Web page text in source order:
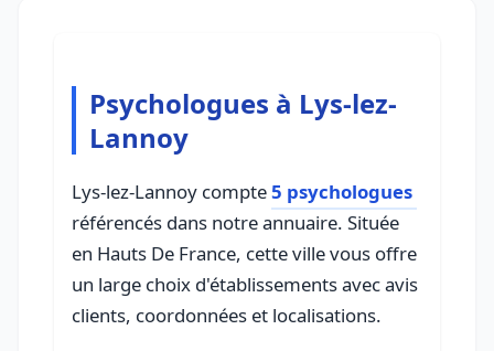
Psychologues à Lys-lez-
Lannoy
Lys-lez-Lannoy compte5 psychologues
référencés dans notre annuaire. Située
en Hauts De France, cette ville vous offre
un large choix d'établissements avec avis
clients, coordonnées et localisations.